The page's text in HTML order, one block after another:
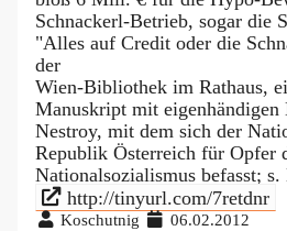
Schnackerl-Betrieb, sogar die
"Alles auf Credit oder die
der
Wien-Bibliothek im Rathaus,
Manuskript mit eigenhändigen
Nestroy, mit dem sich der
Republik Österreich für Opfer
Nationalsozialismus befasst;
http://tinyurl.com/7retdnr
Koschutnig 06.02.2012